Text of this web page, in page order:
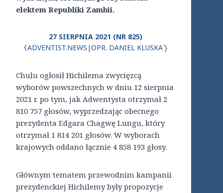
elektem Republiki Zambii.
27 SIERPNIA 2021 (NR 825)
{ADVENTIST.NEWS|OPR. DANIEL KLUSKA`}
Chulu ogłosił Hichilema zwycięzcą
wyborów powszechnych w dniu 12 sierpnia
2021 r. po tym, jak Adwentysta otrzymał 2
810 757 głosów, wyprzedzając obecnego
prezydenta Edgara Chagwę Lungu, który
otrzymał 1 814 201 głosów. W wyborach
krajowych oddano łącznie 4 858 193 głosy.
Głównym tematem przewodnim kampanii
prezydenckiej Hichilemy były propozycje